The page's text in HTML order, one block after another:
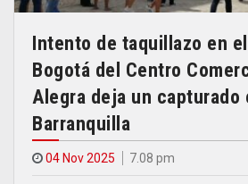
Intento de taquillazo en
Bogotá del Centro
Alegra deja un capturado
Barranquilla
04 Nov 2025 7.08 pm